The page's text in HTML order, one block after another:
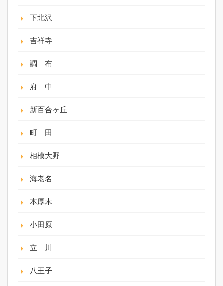
下北沢
吉祥寺
調 布
府 中
新百合ヶ丘
町 田
相模大野
海老名
本厚木
小田原
立 川
八王子